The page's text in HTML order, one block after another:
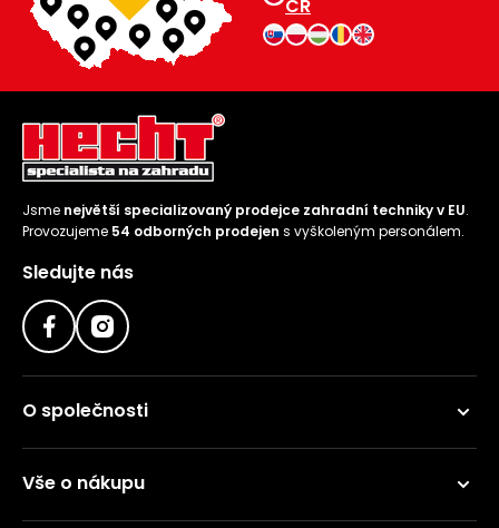
ČR
Jsme největší specializovaný prodejce zahradní techniky v EU.
Provozujeme 54 odborných prodejen s vyškoleným personálem.
Sledujte nás
O společnosti
Vše o nákupu